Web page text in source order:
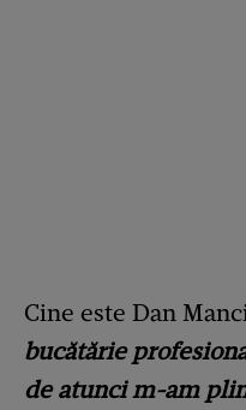
Cine este Dan
bucătărie
de atunci m-am